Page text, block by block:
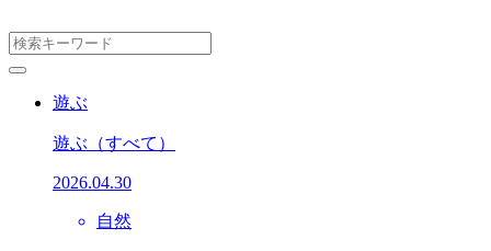
遊ぶ
遊ぶ （すべて）
2026.04.30
自然